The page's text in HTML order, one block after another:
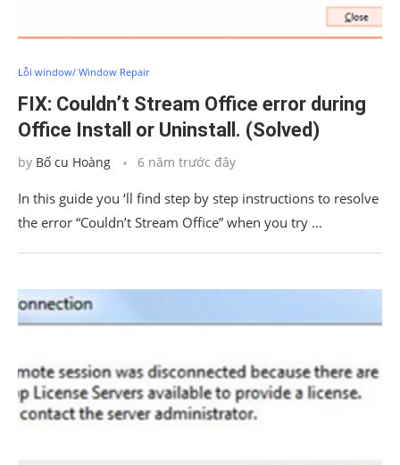
Lỗi window/ Window Repair
FIX: Couldn’t Stream Office error during
Office Install or Uninstall. (Solved)
by Bố cu Hoàng 6 năm trước đây
In this guide you ‘ll find step by step instructions to resolve
the error “Couldn’t Stream Office” when you try …